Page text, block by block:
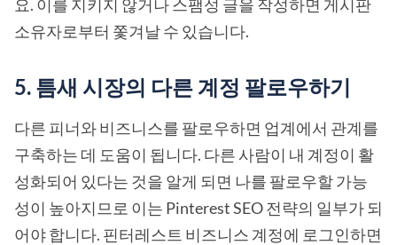
요. 이를 지키지 않거나 스팸성 글을 작성하면 게시판
소유자로부터 쫓겨날 수 있습니다.
5. 틈새 시장의 다른 계정 팔로우하기
다른 피너와 비즈니스를 팔로우하면 업계에서 관계를
구축하는 데 도움이 됩니다. 다른 사람이 내 계정이 활
성화되어 있다는 것을 알게 되면 나를 팔로우할 가능
성이 높아지므로 이는 Pinterest SEO 전략의 일부가 되
어야 합니다. 핀터레스트 비즈니스 계정에 로그인하면